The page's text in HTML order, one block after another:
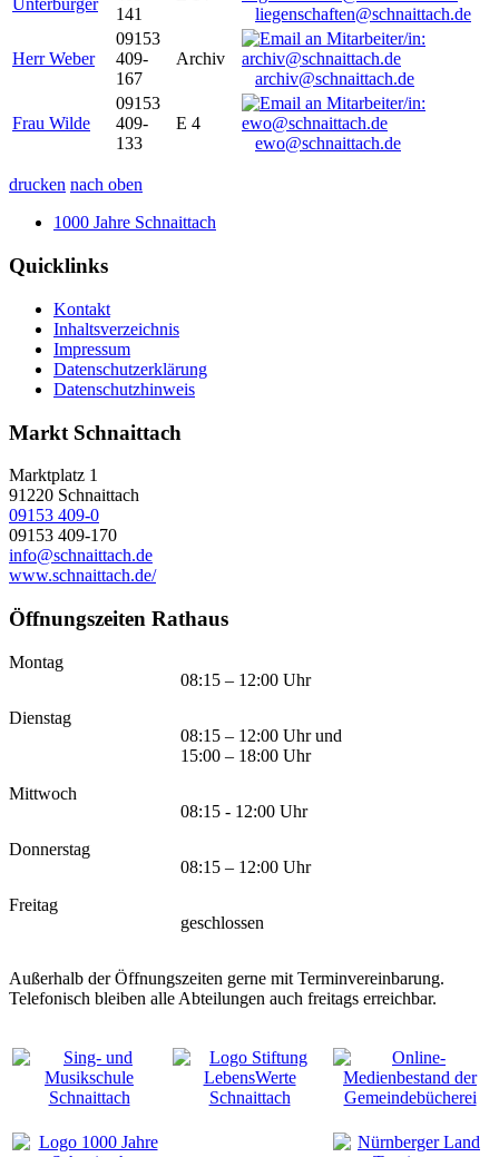
Unterburger
141
liegenschaften@schnaittach.de
Herr Weber
09153
409-
167
Archiv
archiv@schnaittach.de
Frau Wilde
09153
409-
133
E 4
ewo@schnaittach.de
drucken nach oben
1000 Jahre Schnaittach
Quicklinks
Kontakt
Inhaltsverzeichnis
Impressum
Datenschutzerklärung
Datenschutzhinweis
Markt Schnaittach
Marktplatz 1
91220 Schnaittach
09153 409-0
09153 409-170
info@schnaittach.de
www.schnaittach.de/
Öffnungszeiten Rathaus
Montag
08:15 – 12:00 Uhr
Dienstag
08:15 – 12:00 Uhr und
15:00 – 18:00 Uhr
Mittwoch
08:15 - 12:00 Uhr
Donnerstag
08:15 – 12:00 Uhr
Freitag
geschlossen
Außerhalb der Öffnungszeiten gerne mit Terminvereinbarung.
Telefonisch bleiben alle Abteilungen auch freitags erreichbar.